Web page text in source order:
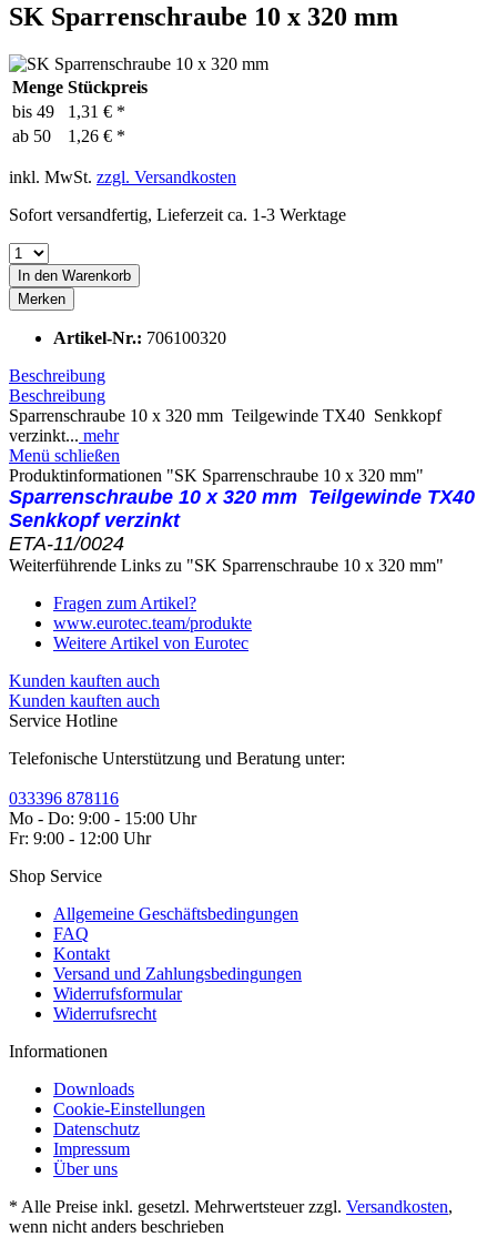
SK Sparrenschraube 10 x 320 mm
Menge Stückpreis
bis 49
1,31 € *
ab 50 1,26 € *
inkl. MwSt. zzgl. Versandkosten
Sofort versandfertig, Lieferzeit ca. 1-3 Werktage
In den Warenkorb
Merken
Artikel-Nr.: 706100320
Beschreibung
Beschreibung
Sparrenschraube 10 x 320 mm Teilgewinde TX40 Senkkopf
verzinkt... mehr
Menü schließen
Produktinformationen "SK Sparrenschraube 10 x 320 mm"
Sparrenschraube 10 x 320 mm Teilgewinde TX40
Senkkopf verzinkt
ETA-11/0024
Weiterführende Links zu "SK Sparrenschraube 10 x 320 mm"
Fragen zum Artikel?
www.eurotec.team/produkte
Weitere Artikel von Eurotec
Kunden kauften auch
Kunden kauften auch
Service Hotline
Telefonische Unterstützung und Beratung unter:
033396 878116
Mo - Do: 9:00 - 15:00 Uhr
Fr: 9:00 - 12:00 Uhr
Shop Service
Allgemeine Geschäftsbedingungen
FAQ
Kontakt
Versand und Zahlungsbedingungen
Widerrufsformular
Widerrufsrecht
Informationen
Downloads
Cookie-Einstellungen
Datenschutz
Impressum
Über uns
* Alle Preise inkl. gesetzl. Mehrwertsteuer zzgl. Versandkosten,
wenn nicht anders beschrieben